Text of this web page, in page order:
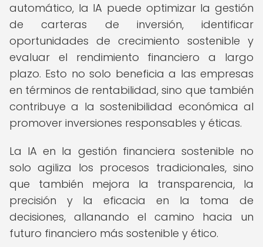
automático, la IA puede optimizar la gestión
de carteras de inversión, identificar
oportunidades de crecimiento sostenible y
evaluar el rendimiento financiero a largo
plazo. Esto no solo beneficia a las empresas
en términos de rentabilidad, sino que también
contribuye a la sostenibilidad económica al
promover inversiones responsables y éticas.
La IA en la gestión financiera sostenible no
solo agiliza los procesos tradicionales, sino
que también mejora la transparencia, la
precisión y la eficacia en la toma de
decisiones, allanando el camino hacia un
futuro financiero más sostenible y ético.